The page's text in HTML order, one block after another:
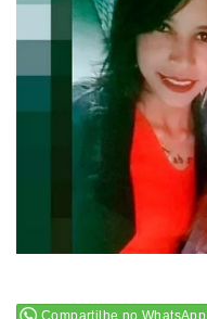
Compartilhe no WhatsApp